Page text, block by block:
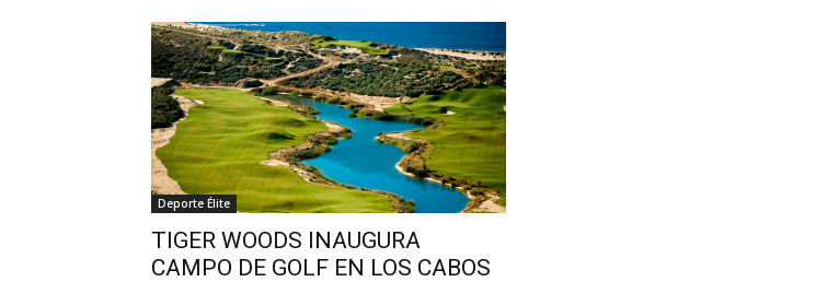
Deporte Élite
TIGER WOODS INAUGURA
CAMPO DE GOLF EN LOS CABOS